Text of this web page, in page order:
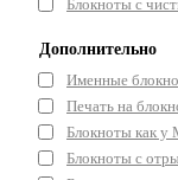
Блокноты с
Дополнительно
Именные
Печать на
Блокноты как у
Блокноты с